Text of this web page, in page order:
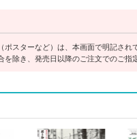
ポスターなど）は、本画面で明記され
を除き、発売日以降のご注文でのご